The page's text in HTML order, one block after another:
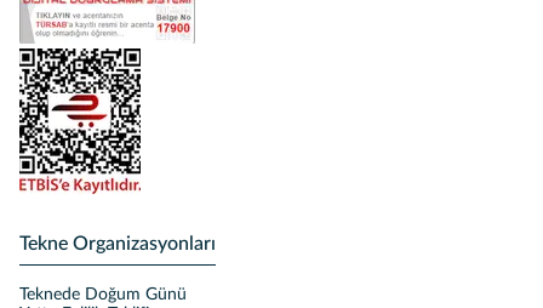
Tekne Organizasyonları
Teknede Doğum Günü